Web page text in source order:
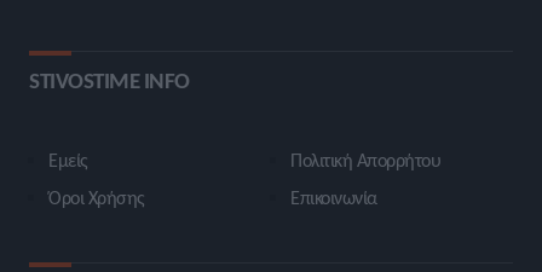
STIVOSTIME INFO
Εμείς
Όροι Χρήσης
Πολιτική Απορρήτου
Επικοινωνία